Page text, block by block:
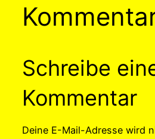
Schreibe
Kommentar
Deine E-Mail-Adresse wird